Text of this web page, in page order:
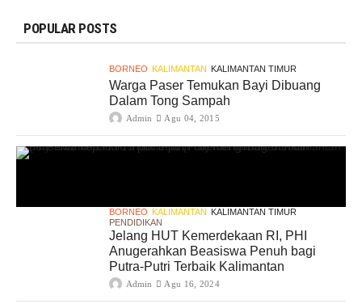
POPULAR POSTS
BORNEO KALIMANTAN KALIMANTAN TIMUR
Warga Paser Temukan Bayi Dibuang
Dalam Tong Sampah
Admin Agu 04, 2015
BORNEO KALIMANTAN KALIMANTAN TIMUR
PENDIDIKAN
Jelang HUT Kemerdekaan RI, PHI
Anugerahkan Beasiswa Penuh bagi
Putra-Putri Terbaik Kalimantan
Admin Agu 16, 2024